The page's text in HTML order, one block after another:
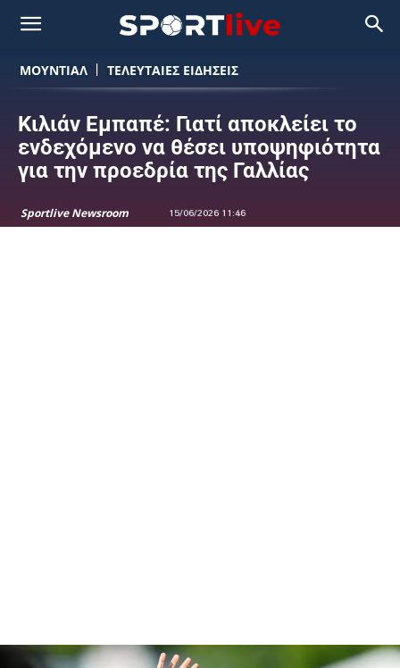
ΜΟΥΝΤΙΆΛ ΤΕΛΕΥΤΑΙΕΣ ΕΙΔΗΣΕΙΣ
Κιλιάν Εμπαπέ: Γιατί αποκλείει το
ενδεχόμενο να θέσει υποψηφιότητα
για την προεδρία της Γαλλίας
Sportlive Newsroom 15/06/2026 11:46